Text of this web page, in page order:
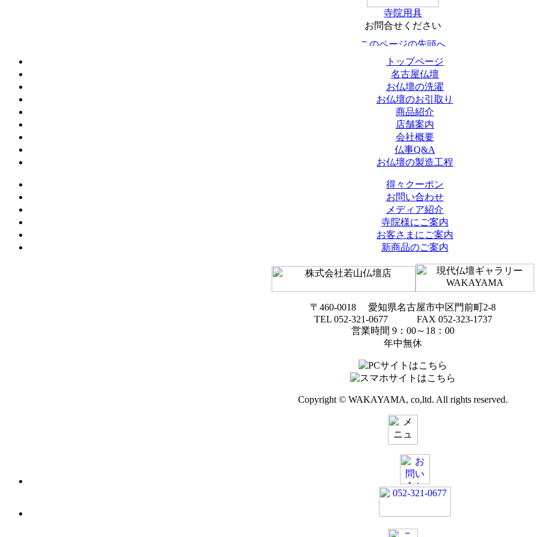
寺院用具
お問合せください
トップページ
名古屋仏壇
お仏壇の洗濯
お仏壇のお引取り
商品紹介
店舗案内
会社概要
仏事Q&A
お仏壇の製造工程
得々クーポン
お問い合わせ
メディア紹介
寺院様にご案内
お客さまにご案内
新商品のご案内
〒460-0018 愛知県名古屋市中区門前町2-8
TEL 052-321-0677 FAX 052-323-1737
営業時間 9：00～18：00
年中無休
Copyright © WAKAYAMA, co,ltd. All rights reserved.